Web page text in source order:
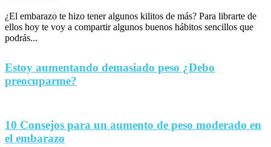
¿El embarazo te hizo tener algunos kilitos de más? Para librarte de
ellos hoy te voy a compartir algunos buenos hábitos sencillos que
podrás...
Estoy aumentando demasiado peso ¿Debo
preocuparme?
10 Consejos para un aumento de peso moderado en
el embarazo